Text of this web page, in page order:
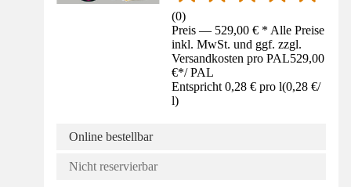
(0)
Preis — 529,00 € * Alle Preise
inkl. MwSt. und ggf. zzgl.
Versandkosten pro PAL529,00
€*/ PAL
Entspricht 0,28 € pro l(0,28 €/
l)
Online bestellbar
Nicht reservierbar